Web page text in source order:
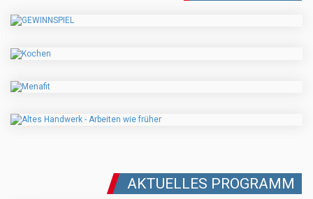
AKTUELLES PROGRAMM